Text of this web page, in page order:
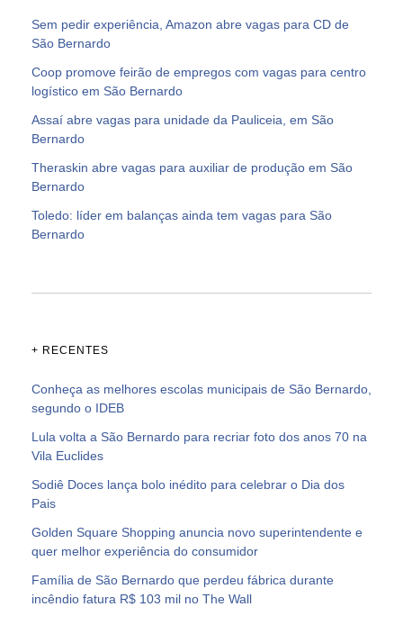
Sem pedir experiência, Amazon abre vagas para CD de
São Bernardo
Coop promove feirão de empregos com vagas para centro
logístico em São Bernardo
Assaí abre vagas para unidade da Pauliceia, em São
Bernardo
Theraskin abre vagas para auxiliar de produção em São
Bernardo
Toledo: líder em balanças ainda tem vagas para São
Bernardo
+ RECENTES
Conheça as melhores escolas municipais de São Bernardo,
segundo o IDEB
Lula volta a São Bernardo para recriar foto dos anos 70 na
Vila Euclides
Sodiê Doces lança bolo inédito para celebrar o Dia dos
Pais
Golden Square Shopping anuncia novo superintendente e
quer melhor experiência do consumidor
Família de São Bernardo que perdeu fábrica durante
incêndio fatura R$ 103 mil no The Wall